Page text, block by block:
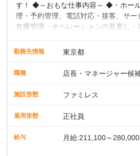
す！ ◆～おもな仕事内容～ ◆・ホー
理・予約管理、電話対応・接客、サー
在庫管理・オペレーションの見直し・
入社後はスキルに合わせた業務からお
向上を目指すDX推進～ ◆すかいらー
スタッフの働きやすさをサポートして
や歩行数が約40%も削減されました！
なDX（デジタルトランスフォーメー
勤務先情報 東京都
職種 店長・マネージャー候
施設形態 ファミレス
雇用形態 正社員
給与 月給:211,100～280,000